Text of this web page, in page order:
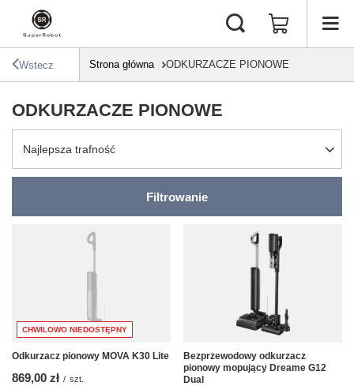
Wstecz Strona główna ODKURZACZE PIONOWE
ODKURZACZE PIONOWE
Zmień sortowanie
Najlepsza trafność
Filtrowanie
CHWILOWO NIEDOSTĘPNY
Odkurzacz pionowy MOVA K30 Lite
869,00 zł / szt.
Bezprzewodowy odkurzacz
pionowy mopujący Dreame G12
Dual